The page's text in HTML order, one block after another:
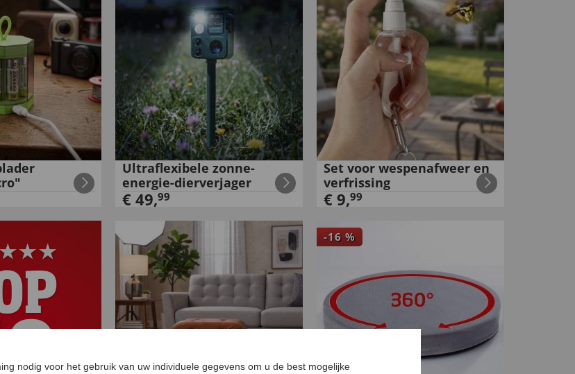
Ultraflexibele zonne-
energie-dierverjager
€ 49,99
Set voor wespenafweer en
verfrissing
€ 9,99
-16 %
nodig voor het gebruik van uw individuele gegevens om u de best mogelijke